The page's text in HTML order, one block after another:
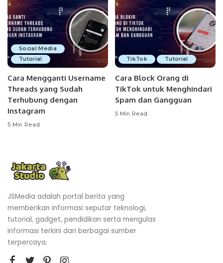
Social Media
Tutorial
Cara Mengganti Username
Threads yang Sudah
Terhubung dengan
Instagram
5 Min Read
TikTok Tutorial
Cara Block Orang di
TikTok untuk Menghindari
Spam dan Gangguan
5 Min Read
JSMedia adalah portal berita yang
memberikan informasi seputar teknologi,
tutorial, gadget, pendidikan serta mengulas
informasi terkini dari berbagai sumber
terpercaya.